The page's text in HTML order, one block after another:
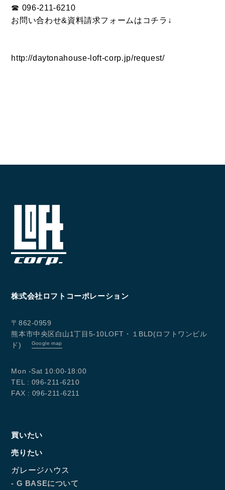
Follow us
☎︎ 096-211-6210
お問い合わせ&資料請求フォームはコチラ↓
http://daytonahouse-loft-corp.jp/request/
株式会社ロフトコーポレーション
〒862-0959
熊本市中央区白山1丁目5-10LOFT・１BLD(ロフトワンビル
ド)
Google map
Mon -Sat 10:00-18:00
TEL : 096-211-6210
FAX : 096-211-6211
買いたい
売りたい
ガレージハウス
- G BASEについて